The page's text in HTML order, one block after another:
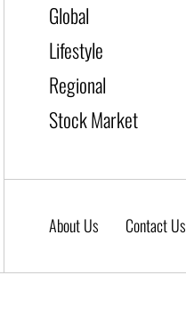
Global
Lifestyle
Regional
Stock Market
About Us Contact Us